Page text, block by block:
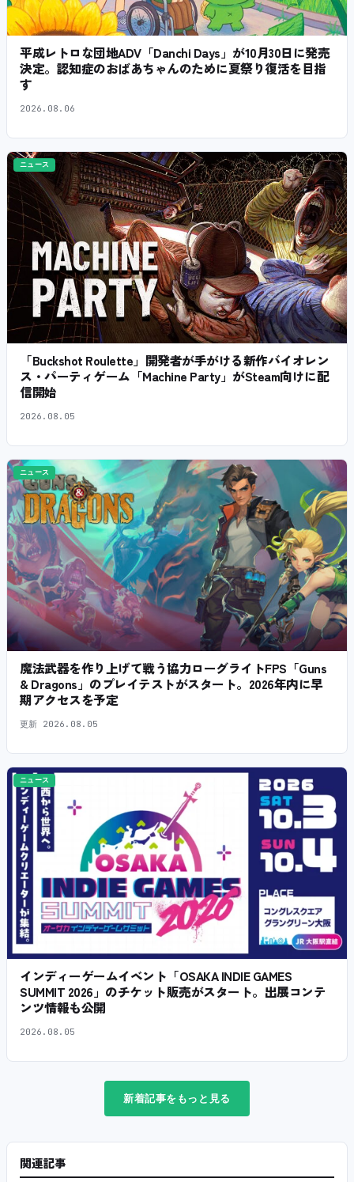
平成レトロな団地ADV「Danchi Days」が10月30日に発売
決定。認知症のおばあちゃんのために夏祭り復活を目指
す
2026.08.06
ニュース
「Buckshot Roulette」開発者が手がける新作バイオレン
ス・パーティゲーム「Machine Party」がSteam向けに配
信開始
2026.08.05
ニュース
魔法武器を作り上げて戦う協力ローグライトFPS「Guns
& Dragons」のプレイテストがスタート。2026年内に早
期アクセスを予定
更新 2026.08.05
ニュース
インディーゲームイベント「OSAKA INDIE GAMES
SUMMIT 2026」のチケット販売がスタート。出展コンテ
ンツ情報も公開
2026.08.05
新着記事をもっと見る
関連記事